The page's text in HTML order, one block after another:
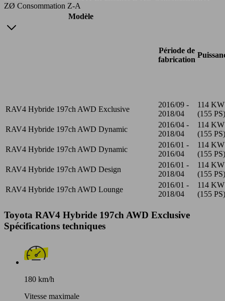
ZØ Consommation Z-A
Modèle
Période de
fabrication
RAV4 Hybride 197ch AWD Exclusive
2016/09 -
2018/04
114 KW
(155 PS)
RAV4 Hybride 197ch AWD Dynamic
2016/04 -
2018/04
114 KW
(155 PS)
RAV4 Hybride 197ch AWD Dynamic
2016/01 -
2016/04
114 KW
(155 PS)
RAV4 Hybride 197ch AWD Design
2016/01 -
2018/04
114 KW
(155 PS)
RAV4 Hybride 197ch AWD Lounge
2016/01 -
2018/04
114 KW
(155 PS)
Toyota RAV4 Hybride 197ch AWD Exclusive
Spécifications techniques
180 km/h
Vitesse maximale